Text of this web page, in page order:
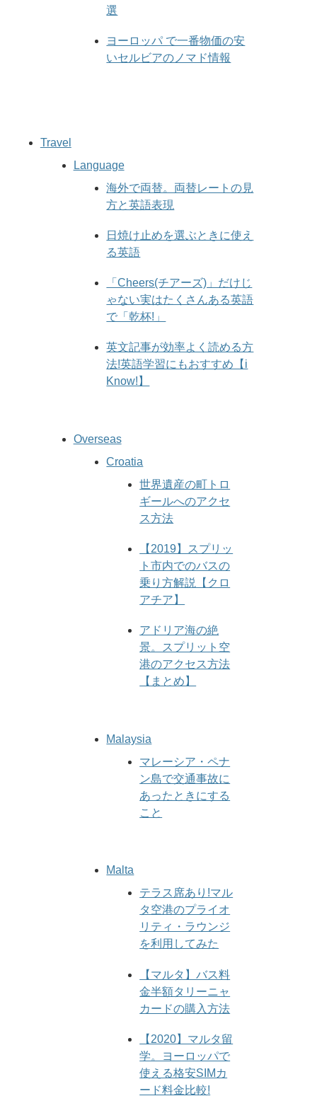
選
ヨーロッパ で一番物価の安
いセルビアのノマド情報
Travel
Language
海外で両替。両替レートの見
方と英語表現
日焼け止めを選ぶときに使え
る英語
「Cheers(チアーズ)」だけじ
ゃない実はたくさんある英語
で「乾杯!」
英文記事が効率よく読める方
法!英語学習にもおすすめ【i
Know!】
Overseas
Croatia
世界遺産の町トロ
ギールへのアクセ
ス方法
【2019】スプリッ
ト市内でのバスの
乗り方解説【クロ
アチア】
アドリア海の絶
景。スプリット空
港のアクセス方法
【まとめ】
Malaysia
マレーシア・ペナ
ン島で交通事故に
あったときにする
こと
Malta
テラス席あり!マル
タ空港のプライオ
リティ・ラウンジ
を利用してみた
【マルタ】バス料
金半額タリーニャ
カードの購入方法
【2020】マルタ留
学。ヨーロッパで
使える格安SIMカ
ード料金比較!